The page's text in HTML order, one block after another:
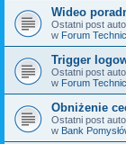
Wideo
Ostatni post
w Forum
Trigger
Ostatni post
w Forum
Obniżenie
Ostatni post
w Bank